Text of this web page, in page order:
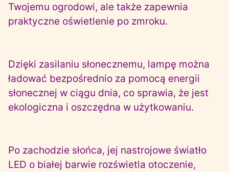
Twojemu ogrodowi, ale także zapewnia
praktyczne oświetlenie po zmroku.
Dzięki zasilaniu słonecznemu, lampę można
ładować bezpośrednio za pomocą energii
słonecznej w ciągu dnia, co sprawia, że jest
ekologiczna i oszczędna w użytkowaniu.
Po zachodzie słońca, jej nastrojowe światło
LED o białej barwie rozświetla otoczenie,